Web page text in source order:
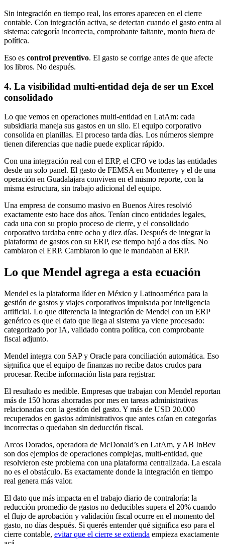
Sin integración en tiempo real, los errores aparecen en el cierre
contable. Con integración activa, se detectan cuando el gasto entra al
sistema: categoría incorrecta, comprobante faltante, monto fuera de
política.
Eso es control preventivo. El gasto se corrige antes de que afecte
los libros. No después.
4. La visibilidad multi-entidad deja de ser un Excel
consolidado
Lo que vemos en operaciones multi-entidad en LatAm: cada
subsidiaria maneja sus gastos en un silo. El equipo corporativo
consolida en planillas. El proceso tarda días. Los números siempre
tienen diferencias que nadie puede explicar rápido.
Con una integración real con el ERP, el CFO ve todas las entidades
desde un solo panel. El gasto de FEMSA en Monterrey y el de una
operación en Guadalajara conviven en el mismo reporte, con la
misma estructura, sin trabajo adicional del equipo.
Una empresa de consumo masivo en Buenos Aires resolvió
exactamente esto hace dos años. Tenían cinco entidades legales,
cada una con su propio proceso de cierre, y el consolidado
corporativo tardaba entre ocho y diez días. Después de integrar la
plataforma de gastos con su ERP, ese tiempo bajó a dos días. No
cambiaron el ERP. Cambiaron lo que le mandaban al ERP.
Lo que Mendel agrega a esta ecuación
Mendel es la plataforma líder en México y Latinoamérica para la
gestión de gastos y viajes corporativos impulsada por inteligencia
artificial. Lo que diferencia la integración de Mendel con un ERP
genérico es que el dato que llega al sistema ya viene procesado:
categorizado por IA, validado contra política, con comprobante
fiscal adjunto.
Mendel integra con SAP y Oracle para conciliación automática. Eso
significa que el equipo de finanzas no recibe datos crudos para
procesar. Recibe información lista para registrar.
El resultado es medible. Empresas que trabajan con Mendel reportan
más de 150 horas ahorradas por mes en tareas administrativas
relacionadas con la gestión del gasto. Y más de USD 20.000
recuperados en gastos administrativos que antes caían en categorías
incorrectas o quedaban sin deducción fiscal.
Arcos Dorados, operadora de McDonald’s en LatAm, y AB InBev
son dos ejemplos de operaciones complejas, multi-entidad, que
resolvieron este problema con una plataforma centralizada. La escala
no es el obstáculo. Es exactamente donde la integración en tiempo
real genera más valor.
El dato que más impacta en el trabajo diario de contraloría: la
reducción promedio de gastos no deducibles supera el 20% cuando
el flujo de aprobación y validación fiscal ocurre en el momento del
gasto, no días después. Si querés entender qué significa eso para el
cierre contable, evitar que el cierre se extienda empieza exactamente